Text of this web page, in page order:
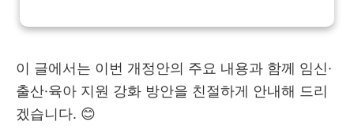
이 글에서는 이번 개정안의 주요 내용과 함께 임신·
출산·육아 지원 강화 방안을 친절하게 안내해 드리
겠습니다. 😊